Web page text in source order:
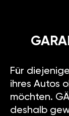
Für
ihres Autos
möchten.
deshalb